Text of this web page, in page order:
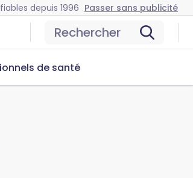
depuis 1996 Passer sans publicité
Rechercher
de santé